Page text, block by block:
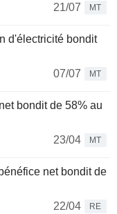
21/07
MT
d'électricité bondit
07/07
MT
bondit de 58% au
23/04
MT
net bondit de
22/04
RE